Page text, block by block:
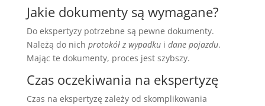
Jakie dokumenty są wymagane?
Do ekspertyzy potrzebne są pewne dokumenty.
Należą do nich protokół z wypadkui dane pojazdu.
Mając te dokumenty, proces jest szybszy.
Czas oczekiwania na ekspertyzę
Czas na ekspertyzę zależy od skomplikowania